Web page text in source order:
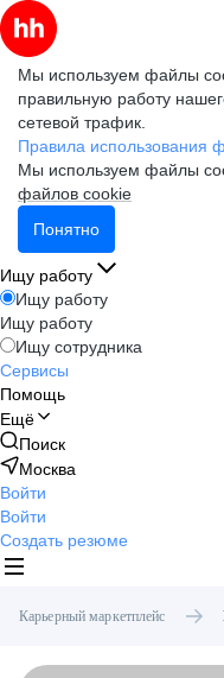
Мы используем файлы
правильную работу
сетевой трафик.
Правила использования
Мы используем файлы
файлов cookie
Понятно
Ищу работу
Ищу работу
Ищу работу
Ищу сотрудника
Сервисы
Помощь
Ещё
Поиск
Москва
Войти
Войти
Создать резюме
Карьерный маркетплейс